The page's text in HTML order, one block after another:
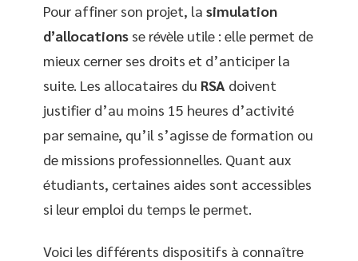
Pour affiner son projet, la simulation
d’allocations se révèle utile : elle permet de
mieux cerner ses droits et d’anticiper la
suite. Les allocataires du RSA doivent
justifier d’au moins 15 heures d’activité
par semaine, qu’il s’agisse de formation ou
de missions professionnelles. Quant aux
étudiants, certaines aides sont accessibles
si leur emploi du temps le permet.
Voici les différents dispositifs à connaître